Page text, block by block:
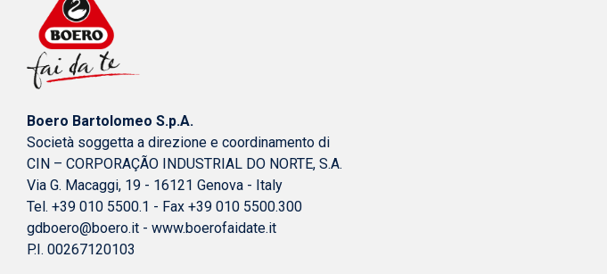
Boero Bartolomeo S.p.A.
Società soggetta a direzione e coordinamento di
CIN – CORPORAÇÃO INDUSTRIAL DO NORTE, S.A.
Via G. Macaggi, 19 - 16121 Genova - Italy
Tel. +39 010 5500.1 - Fax +39 010 5500.300
gdboero@boero.it - www.boerofaidate.it
P.I. 00267120103